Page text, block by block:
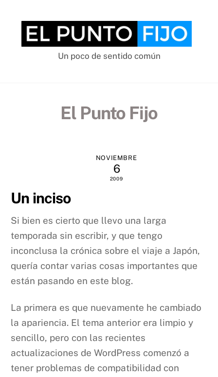
content
Un poco de sentido común
El Punto Fijo
NOVIEMBRE
6
2009
Un inciso
Si bien es cierto que llevo una larga
temporada sin escribir, y que tengo
inconclusa la crónica sobre el viaje a Japón,
quería contar varias cosas importantes que
están pasando en este blog.
La primera es que nuevamente he cambiado
la apariencia. El tema anterior era limpio y
sencillo, pero con las recientes
actualizaciones de WordPress comenzó a
tener problemas de compatibilidad con